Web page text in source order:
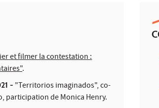
et filmer la contestation :
.
- "Territorios imaginados", co-
participation de Monica Henry.